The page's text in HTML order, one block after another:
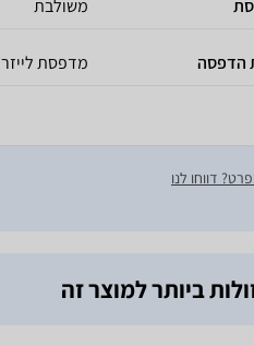
משולבת
הדפסה מדפסת לייזר
דווחו לנו
ביותר למוצר זה